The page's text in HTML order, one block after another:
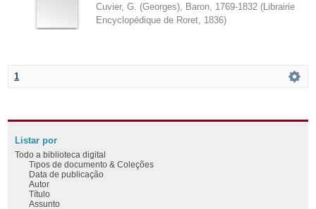
Cuvier, G. (Georges), Baron, 1769-1832 ( Librairie
Encyclopédique de Roret 1836)
1
Listar por
Todo a biblioteca digital
Tipos de documento & Coleções
Data de publicação
Autor
Título
Assunto